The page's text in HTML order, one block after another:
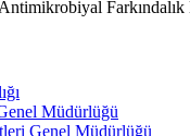
Müdürlüğü
Genel Müdürlüğü